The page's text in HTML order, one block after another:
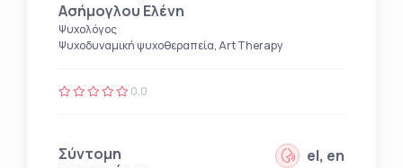
Ασήμογλου Ελένη
Ψυχολόγος
Ψυχοδυναμική ψυχοθεραπεία, Art Therapy
0.0
Σύντομη
el, en